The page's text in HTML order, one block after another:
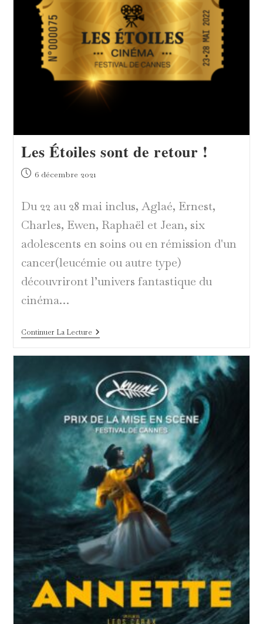
Les Étoiles sont de retour !
Publication
6 décembre 2021
Du 22 au 28 mai inclus, Aglaé, Ernest,
Charles, Ewen, Raphaël et Jean, six
adolescents en soins ou en rémission d'un
cancer(leucémie ou autre type)
découvriront l’univers fantastique du
cinéma…
Continuer La LectureLes
Étoiles
Retour